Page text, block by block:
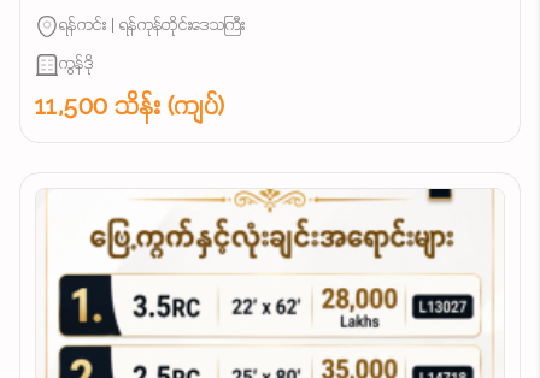
ရန်ကင်း | ရန်ကုန်တိုင်းဒေသကြီး
ကွန်ဒို
11,500 သိန်း (ကျပ်)